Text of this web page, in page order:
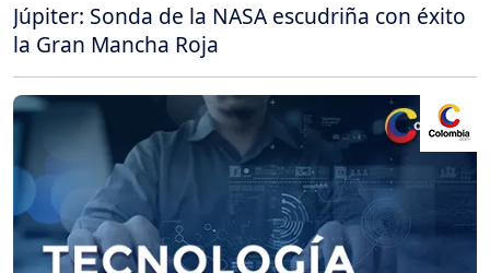
Júpiter: Sonda de la NASA escudriña con éxito
la Gran Mancha Roja